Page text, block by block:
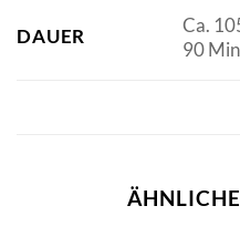
DAUER
Ca.
90